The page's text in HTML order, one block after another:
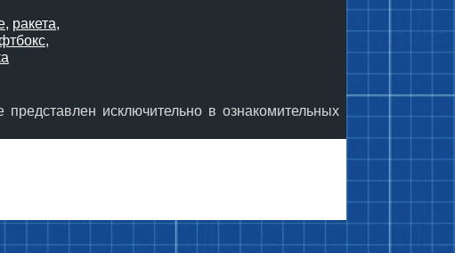
, ракета,
,
исключительно в ознакомительных